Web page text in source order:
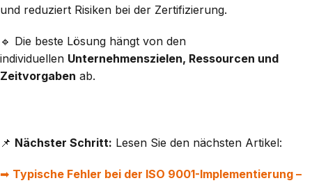
und reduziert Risiken bei der Zertifizierung.
🔹 Die beste Lösung hängt von den
individuellen Unternehmenszielen, Ressourcen und
Zeitvorgaben ab.
📌 Nächster Schritt: Lesen Sie den nächsten Artikel:
➡ Typische Fehler bei der ISO 9001-Implementierung –